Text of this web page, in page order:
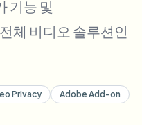
기능 및
체 비디오 솔루션인
Privacy
Adobe Add-on